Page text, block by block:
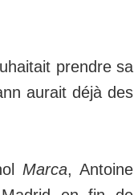
prendre sa
aurait déjà des
Marca, Antoine